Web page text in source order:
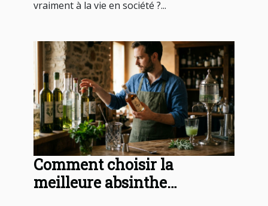
vraiment à la vie en société ?...
Comment choisir la
meilleure absinthe